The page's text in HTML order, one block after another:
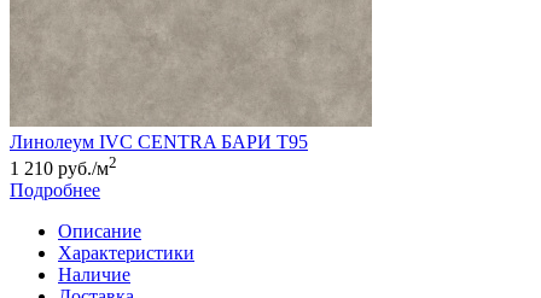
Линолеум IVC CENTRA БАРИ Т95
1 210 руб./м2
Подробнее
Описание
Характеристики
Наличие